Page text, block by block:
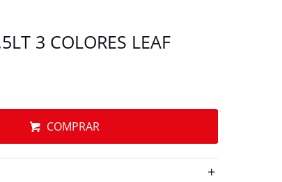
3 COLORES LEAF
COMPRAR